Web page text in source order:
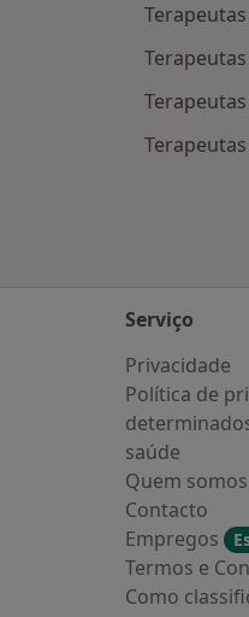
Serviço
Privacidade
Política de
saúde
Quem somos
Contacto
Empregos
Termos e
Como